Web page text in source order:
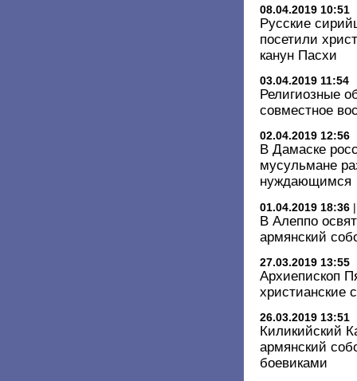
08.04.2019 10:51
Русские
посетили
канун Пасхи
03.04.2019 11:54
Религиозные
совместное
02.04.2019 12:56
В Дамаске
мусульмане
нуждающимся
01.04.2019 18:36
В Алеппо
армянский
27.03.2019 13:55
Архиепископ
христианские
26.03.2019 13:51
Киликийский
армянский
боевиками